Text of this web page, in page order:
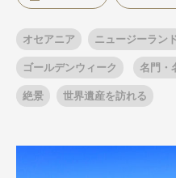
ゴールデンウィ
お盆・夏休み
ブランド
“知究”紀行
夢の休日 煌
四季彩紀行
目的・テーマから
オセアニア ニュージーラン
ゴールデンウィーク 名門・
絶景 世界遺産を訪れる